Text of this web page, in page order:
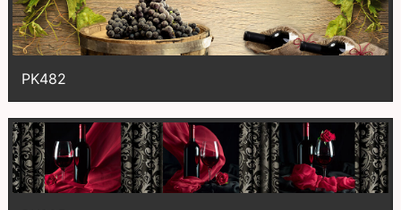
PK482